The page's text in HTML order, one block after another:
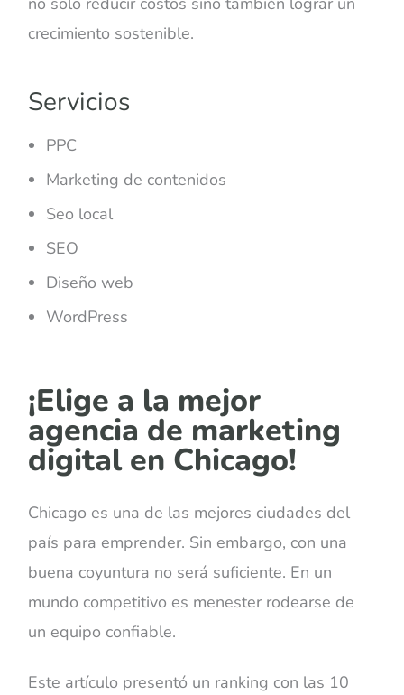
crecimiento sostenible.
Servicios
PPC
Marketing de contenidos
Seo local
SEO
Diseño web
WordPress
¡Elige a la mejor
agencia de marketing
digital en Chicago!
Chicago es una de las mejores ciudades del
país para emprender. Sin embargo, con una
buena coyuntura no será suficiente. En un
mundo competitivo es menester rodearse de
un equipo confiable.
Este artículo presentó un ranking con las 10